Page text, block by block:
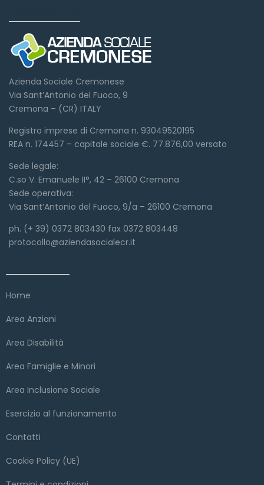
Azienda Sociale Cremonese
Via Sant’Antonio del Fuoco, 9
Cremona – (CR) ITALY
Registro imprese di Cremona n. 93049520195
REA n. 174457 – capitale sociale €. 77.876,00 versato
Sede legale:
C.so V. Emanuele II°, 42 – 26100 Cremona
Sede operativa:
Via Sant’Antonio del Fuoco, 9/a – 26100 Cremona
ph. (+ 39) 0372 803430 fax 0372 803448
protocollo@aziendasocialecr.it
Home
Area Anziani
Area Disabilità
Area Famiglie e Minori
Area Inclusione Sociale
Esercizio al funzionamento
Contatti
Cookie Policy (UE)